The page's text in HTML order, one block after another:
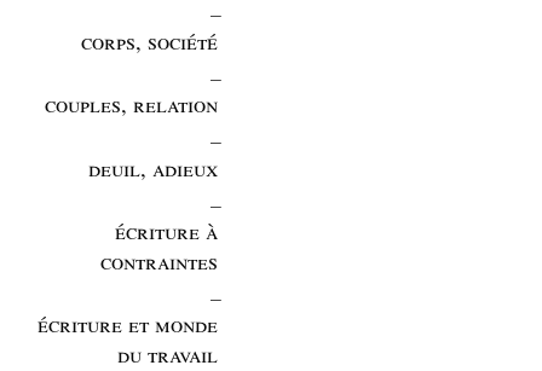
corps, société
couples, relation
deuil, adieux
écriture à
contraintes
écriture et monde
du travail